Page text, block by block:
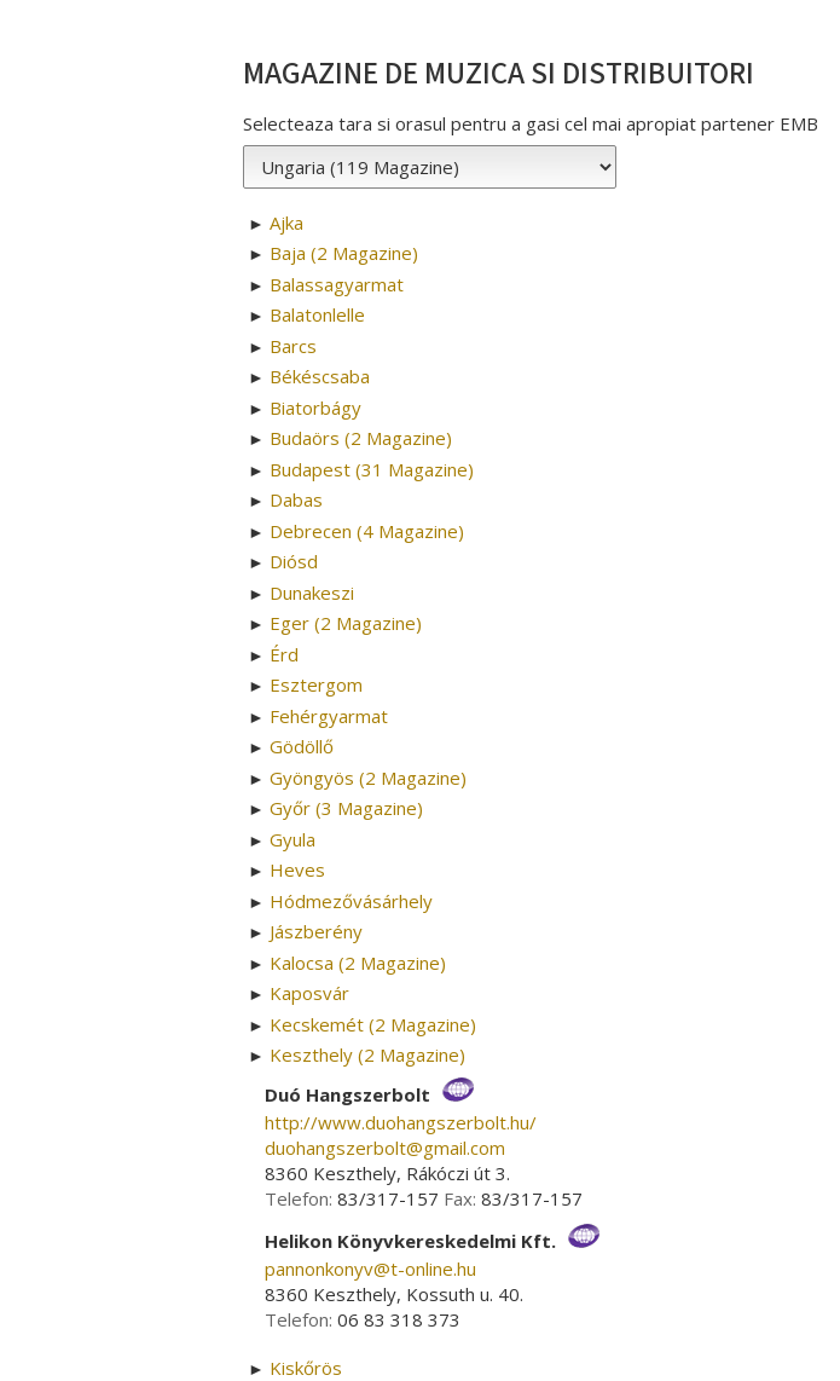
MAGAZINE DE MUZICA SI DISTRIBUITORI
Selecteaza tara si orasul pentru a gasi cel mai apropiat partener EMB
► Ajka
► Baja (2 Magazine)
► Balassagyarmat
► Balatonlelle
► Barcs
► Békéscsaba
► Biatorbágy
► Budaörs (2 Magazine)
► Budapest (31 Magazine)
► Dabas
► Debrecen (4 Magazine)
► Diósd
► Dunakeszi
► Eger (2 Magazine)
► Érd
► Esztergom
► Fehérgyarmat
► Gödöllő
► Gyöngyös (2 Magazine)
► Győr (3 Magazine)
► Gyula
► Heves
► Hódmezővásárhely
► Jászberény
► Kalocsa (2 Magazine)
► Kaposvár
► Kecskemét (2 Magazine)
► Keszthely (2 Magazine)
Duó Hangszerbolt
http://www.duohangszerbolt.hu/
duohangszerbolt­@­gmail.com
8360 Keszthely, Rákóczi út 3.
Telefon: 83/317-157 Fax: 83/317-157
Helikon Könyvkereskedelmi Kft.
pannonkonyv­@­t-online.hu
8360 Keszthely, Kossuth u. 40.
Telefon: 06 83 318 373
► Kiskőrös